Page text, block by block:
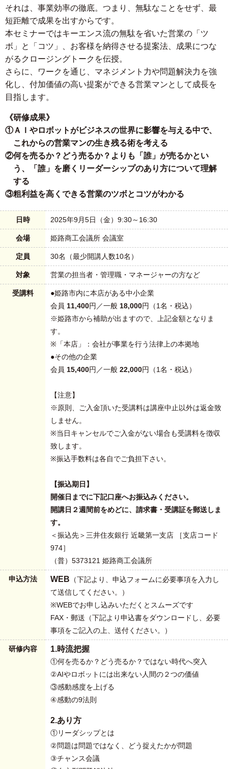
それは、事業効率の徹底。つまり、無駄なことをせず、最
短距離で成果を出すからです。
本セミナーではキーエンス流の無駄を省いた営業の「ツ
ボ」と「コツ」、お客様を納得させる提案法、成果につな
がるクロージングトークを伝授。
さらに、ワークを通じ、マネジメント力や問題解決力を強
化し、付加価値の高い提案ができる営業マンとして成長を
目指します。
《研修成果》
①ＡＩやロボットがビジネスの世界に影響を与える中で、
これからの営業マンの生き残る術を考える
②何を売るか？どう売るか？よりも「誰」が売るかとい
う、「誰」を磨くリーダーシップのあり方について理解
する
③粗利益を高くできる営業のツボとコツがわかる
日時 2025年9月5日（金）9:30～16:30
会場 姫路商工会議所 会議室
定員 30名（最少開講人数10名）
対象 営業の担当者・管理職・マネージャーの方など
受講料
●姫路市内に本店がある中小企業
会員 11,400円／一般 18,000円（1名・税込）
※姫路市から補助が出ますので、上記金額となりま
す。
※「本店」：会社が事業を行う法律上の本拠地
●その他の企業
会員 15,400円／一般 22,000円（1名・税込）
【注意】
※原則、ご入金頂いた受講料は講座中止以外は返金致
しません。
※当日キャンセルでご入金がない場合も受講料を徴収
致します。
※振込手数料は各自でご負担下さい。
【振込期日】
開催日までに下記口座へお振込みください。
開講日２週間前をめどに、請求書・受講証を郵送しま
す。
＜振込先＞三井住友銀行 近畿第一支店 ［支店コード
974］
（普）5373121 姫路商工会議所
申込方法 WEB （下記より、申込フォームに必要事項を入力し
て送信してください。）
※WEBでお申し込みいただくとスムーズです
FAX・郵送（下記より申込書をダウンロードし、必要
事項をご記入の上、送付ください。）
研修内容 1.時流把握
①何を売るか？どう売るか？ではない時代へ突入
②AIやロボットには出来ない人間の２つの価値
③感動感度を上げる
④感動の9法則
2.あり方
①リーダシップとは
②問題は問題ではなく、どう捉えたかが問題
③チャンス会議